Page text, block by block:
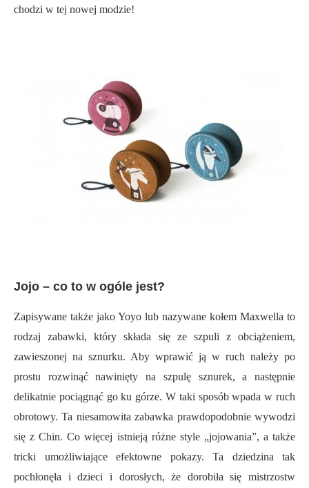
chodzi w tej nowej modzie!
Jojo – co to w ogóle jest?
Zapisywane także jako Yoyo lub nazywane kołem Maxwella to
rodzaj zabawki, który składa się ze szpuli z obciążeniem,
zawieszonej na sznurku. Aby wprawić ją w ruch należy po
prostu rozwinąć nawinięty na szpulę sznurek, a następnie
delikatnie pociągnąć go ku górze. W taki sposób wpada w ruch
obrotowy. Ta niesamowita zabawka prawdopodobnie wywodzi
się z Chin. Co więcej istnieją różne style „jojowania”, a także
tricki umożliwiające efektowne pokazy. Ta dziedzina tak
pochłonęła i dzieci i dorosłych, że dorobiła się mistrzostw